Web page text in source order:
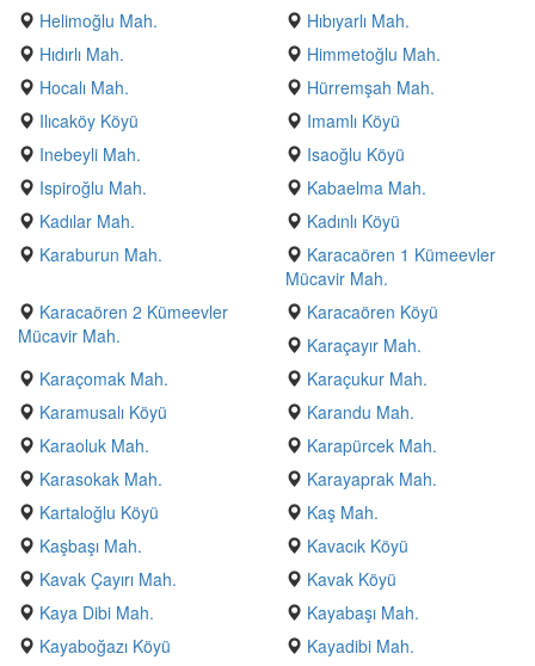
Helimoğlu Mah.
Hıbıyarlı Mah.
Hıdırlı Mah.
Himmetoğlu Mah.
Hocalı Mah.
Hürremşah Mah.
Ilıcaköy Köyü
Imamlı Köyü
Inebeyli Mah.
Isaoğlu Köyü
Ispiroğlu Mah.
Kabaelma Mah.
Kadılar Mah.
Kadınlı Köyü
Karaburun Mah.
Karacaören 1 Kümeevler
Mücavir Mah.
Karacaören 2 Kümeevler
Mücavir Mah.
Karacaören Köyü
Karaçayır Mah.
Karaçomak Mah.
Karaçukur Mah.
Karamusalı Köyü
Karandu Mah.
Karaoluk Mah.
Karapürcek Mah.
Karasokak Mah.
Karayaprak Mah.
Kartaloğlu Köyü
Kaş Mah.
Kaşbaşı Mah.
Kavacık Köyü
Kavak Çayırı Mah.
Kavak Köyü
Kaya Dibi Mah.
Kayabaşı Mah.
Kayaboğazı Köyü
Kayadibi Mah.